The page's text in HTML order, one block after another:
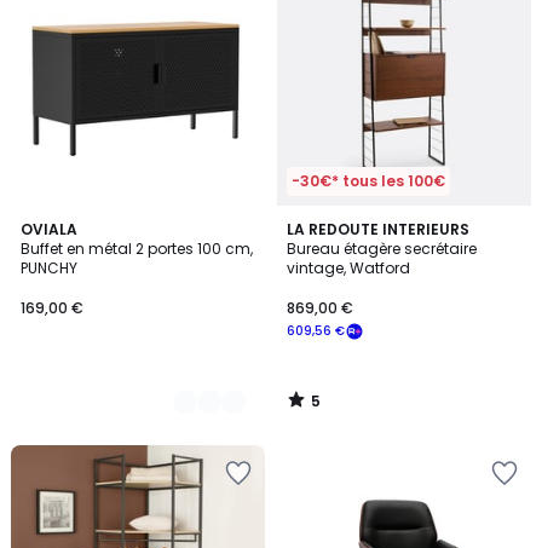
OVIALA
Buffet en métal 2 portes 100 cm,
PUNCHY
169,00 €
5
Couleurs
-30€* tous les 100€
LA REDOUTE INTERIEURS
Bureau étagère secrétaire
vintage, Watford
609,56 €
869,00 €
5
/
5
5
/